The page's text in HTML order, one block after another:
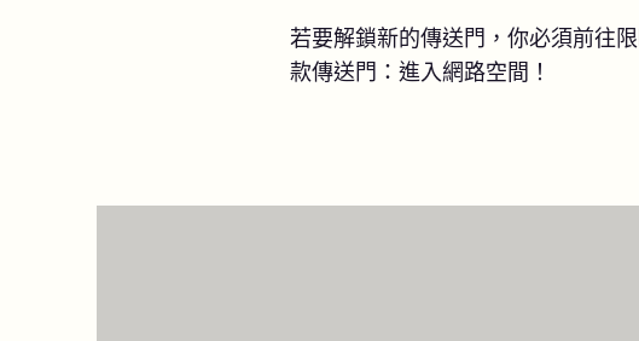
若要解鎖新的傳送門，你必須前往
款傳送門：進入網路空間！